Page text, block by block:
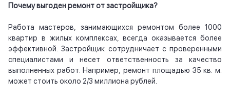
Почему выгоден ремонт от застройщика?
Работа мастеров, занимающихся ремонтом более 1000
квартир в жилых комплексах, всегда оказывается более
эффективной. Застройщик сотрудничает с проверенными
специалистами и несет ответственность за качество
выполненных работ. Например, ремонт площадью 35 кв. м.
может стоить около 2/3 миллиона рублей.